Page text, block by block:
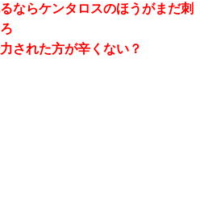
ならケンタロスのほうがまだ刺
された方が辛くない？